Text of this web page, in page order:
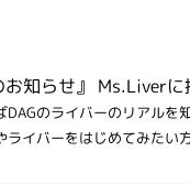
お知らせ』 Ms.Liver
DAGのライバーのリアルを
イバーをはじめてみたい